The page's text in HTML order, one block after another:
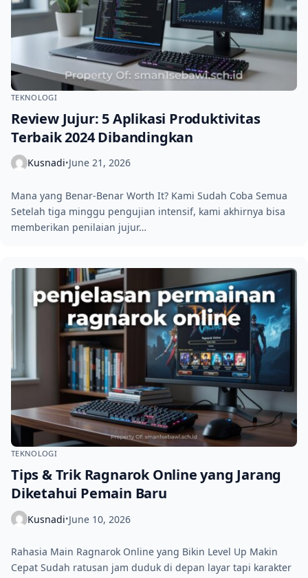
TEKNOLOGI
Review Jujur: 5 Aplikasi Produktivitas
Terbaik 2024 Dibandingkan
Kusnadi•June 21, 2026
Mana yang Benar-Benar Worth It? Kami Sudah Coba Semua
Setelah tiga minggu pengujian intensif, kami akhirnya bisa
memberikan penilaian jujur…
TEKNOLOGI
Tips & Trik Ragnarok Online yang Jarang
Diketahui Pemain Baru
Kusnadi•June 10, 2026
Rahasia Main Ragnarok Online yang Bikin Level Up Makin
Cepat Sudah ratusan jam duduk di depan layar tapi karakter